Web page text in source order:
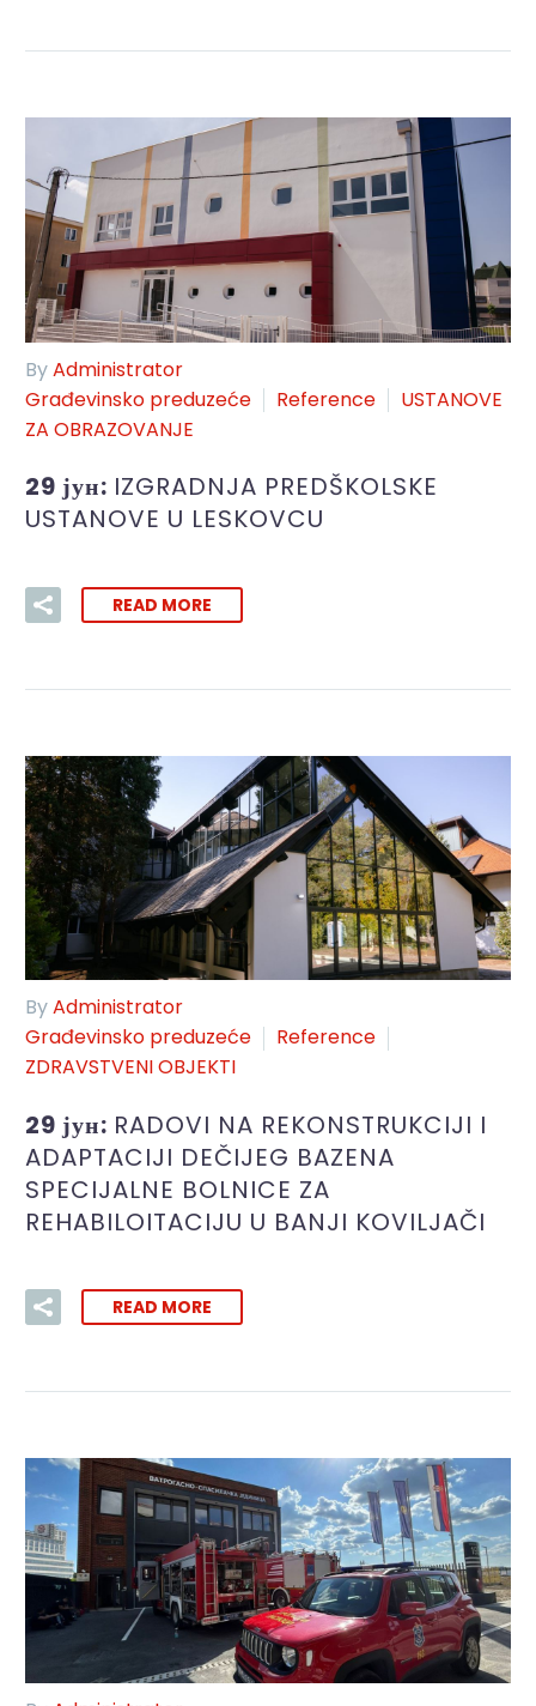
ByAdministrator
Građevinsko preduzeće
Reference
USTANOVE
ZA OBRAZOVANJE
29 јун: IZGRADNJA PREDŠKOLSKE
USTANOVE U LESKOVCU
READ MORE
ByAdministrator
Građevinsko preduzeće
Reference
ZDRAVSTVENI OBJEKTI
29 јун: RADOVI NA REKONSTRUKCIJI I
ADAPTACIJI DEČIJEG BAZENA
SPECIJALNE BOLNICE ZA
REHABILOITACIJU U BANJI KOVILJAČI
READ MORE